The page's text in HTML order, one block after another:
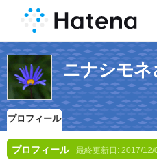
ニナシモネ
プロフィール
プロフィール 最終更新日: 2017/12/